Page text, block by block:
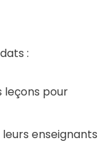
:
pour
enseignants